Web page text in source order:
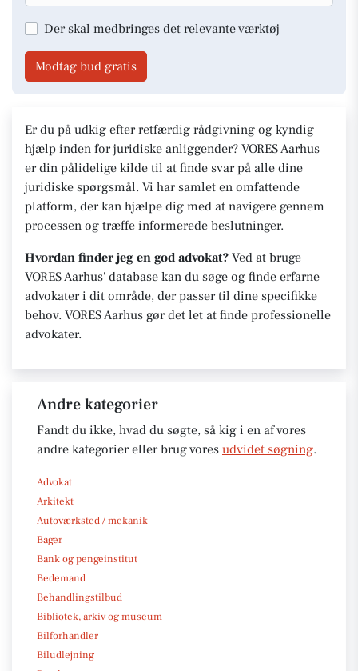
Der skal medbringes det relevante værktøj
Modtag bud gratis
Er du på udkig efter retfærdig rådgivning og kyndig
hjælp inden for juridiske anliggender? VORES Aarhus
er din pålidelige kilde til at finde svar på alle dine
juridiske spørgsmål. Vi har samlet en omfattende
platform, der kan hjælpe dig med at navigere gennem
processen og træffe informerede beslutninger.
Hvordan finder jeg en god advokat? Ved at bruge
VORES Aarhus' database kan du søge og finde erfarne
advokater i dit område, der passer til dine specifikke
behov. VORES Aarhus gør det let at finde professionelle
advokater.
Andre kategorier
Fandt du ikke, hvad du søgte, så kig i en af vores
andre kategorier eller brug vores udvidet søgning.
Advokat
Arkitekt
Autoværksted / mekanik
Bager
Bank og pengeinstitut
Bedemand
Behandlingstilbud
Bibliotek, arkiv og museum
Bilforhandler
Biludlejning